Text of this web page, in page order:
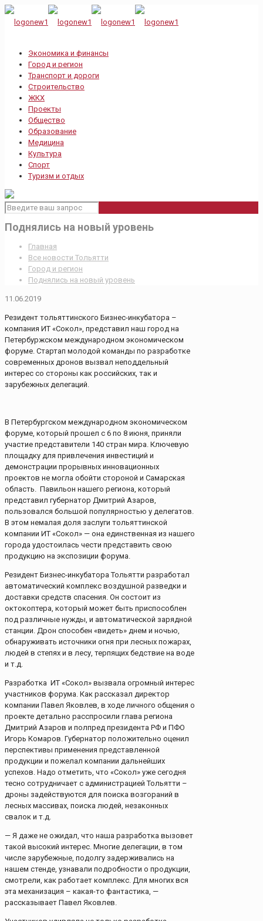
Экономика и финансы
Город и регион
Транспорт и дороги
Строительство
ЖКХ
Проекты
Общество
Образование
Медицина
Культура
Спорт
Туризм и отдых
Поднялись на новый уровень
Главная
Все новости Тольятти
Город и регион
Поднялись на новый уровень
11.06.2019
Резидент тольяттинского Бизнес-инкубатора –
компания ИТ «Сокол», представил наш город на
Петербуржском международном экономическом
форуме. Стартап молодой команды по разработке
современных дронов вызвал неподдельный
интерес со стороны как российских, так и
зарубежных делегаций.
В Петербургском международном экономическом
форуме, который прошел с 6 по 8 июня, приняли
участие представители 140 стран мира. Ключевую
площадку для привлечения инвестиций и
демонстрации прорывных инновационных
проектов не могла обойти стороной и Самарская
область. Павильон нашего региона, который
представил губернатор Дмитрий Азаров,
пользовался большой популярностью у делегатов.
В этом немалая доля заслуги тольяттинской
компании ИТ «Сокол» — она единственная из нашего
города удостоилась чести представить свою
продукцию на экспозиции форума.
Резидент Бизнес-инкубатора Тольятти разработал
автоматический комплекс воздушной разведки и
доставки средств спасения. Он состоит из
октокоптера, который может быть приспособлен
под различные нужды, и автоматической зарядной
станции. Дрон способен «видеть» днем и ночью,
обнаруживать источники огня при лесных пожарах,
людей в степях и в лесу, терпящих бедствие на воде
и т.д.
Разработка ИТ «Сокол» вызвала огромный интерес
участников форума. Как рассказал директор
компании Павел Яковлев, в ходе личного общения о
проекте детально расспросили глава региона
Дмитрий Азаров и полпред президента РФ и ПФО
Игорь Комаров. Губернатор положительно оценил
перспективы применения представленной
продукции и пожелал компании дальнейших
успехов. Надо отметить, что «Сокол» уже сегодня
тесно сотрудничает с администрацией Тольятти –
дроны задействуются для поиска возгораний в
лесных массивах, поиска людей, незаконных
свалок и т.д.
— Я даже не ожидал, что наша разработка вызовет
такой высокий интерес. Многие делегации, в том
числе зарубежные, подолгу задерживались на
нашем стенде, узнавали подробности о продукции,
смотрели, как работает комплекс. Для многих вся
эта механизация – какая-то фантастика, —
рассказывает Павел Яковлев.